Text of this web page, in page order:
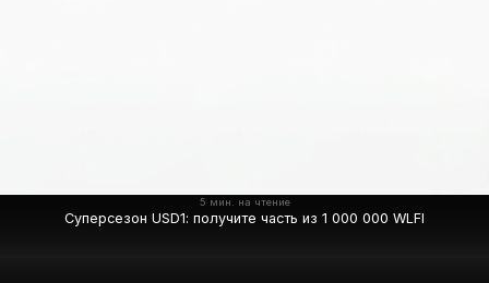
5 мин. на чтение
Суперсезон USD1: получите часть из 1 000 000 WLFI